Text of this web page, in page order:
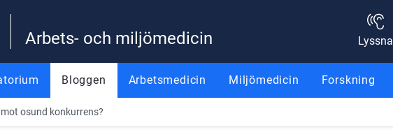
Arbets- och miljömedicin Lyssna
Bloggen Arbetsmedicin Miljömedicin Forskning
osund konkurrens?